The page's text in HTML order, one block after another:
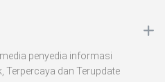
penyedia informasi
Terpercaya dan Terupdate